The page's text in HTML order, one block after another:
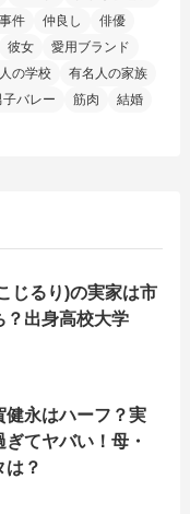
件 仲良し
俳優
彼女
愛用ブランド
の学校
有名人の家族
子バレー 筋肉
結婚
じるり)の実家は市
？出身高校大学
健永はハーフ？実
てヤバい！母・
は？